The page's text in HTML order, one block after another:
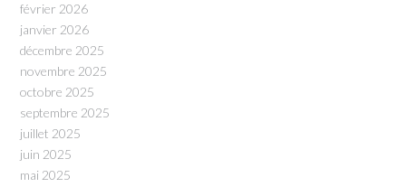
février 2026
janvier 2026
décembre 2025
novembre 2025
octobre 2025
septembre 2025
juillet 2025
juin 2025
mai 2025